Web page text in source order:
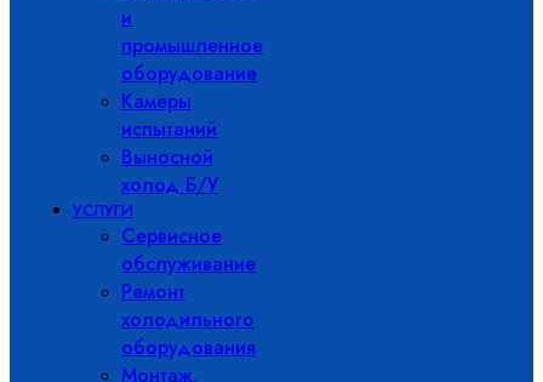
и
промышленное
оборудование
Камеры
испытаний
Выносной
холод Б/У
УСЛУГИ
Сервисное
обслуживание
Ремонт
холодильного
оборудования
Монтаж,